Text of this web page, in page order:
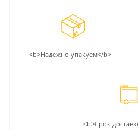
<b>Надежно упакуем</b>
<b>Срок